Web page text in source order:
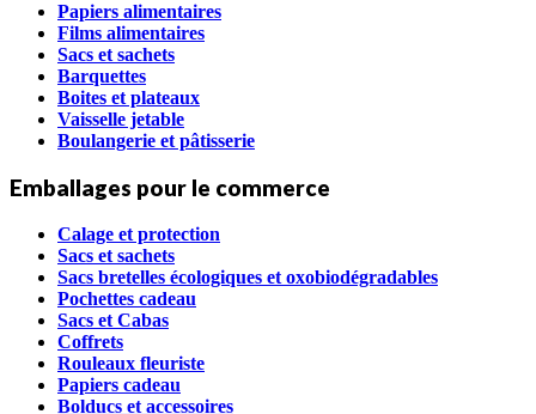
Papiers alimentaires
Films alimentaires
Sacs et sachets
Barquettes
Boites et plateaux
Vaisselle jetable
Boulangerie et pâtisserie
Emballages pour le commerce
Calage et protection
Sacs et sachets
Sacs bretelles écologiques et oxobiodégradables
Pochettes cadeau
Sacs et Cabas
Coffrets
Rouleaux fleuriste
Papiers cadeau
Bolducs et accessoires